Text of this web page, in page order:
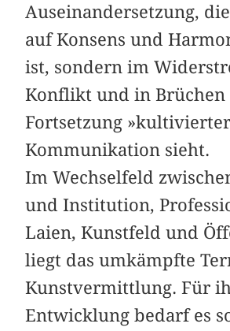
Auseinandersetzung,
auf Konsens und
ist, sondern im
Konflikt und in Brüchen
Fortsetzung
Kommunikation sieht.
Im Wechselfeld
und Institution,
Laien, Kunstfeld und
liegt das umkämpfte
Kunstvermittlung. Für
Entwicklung bedarf es